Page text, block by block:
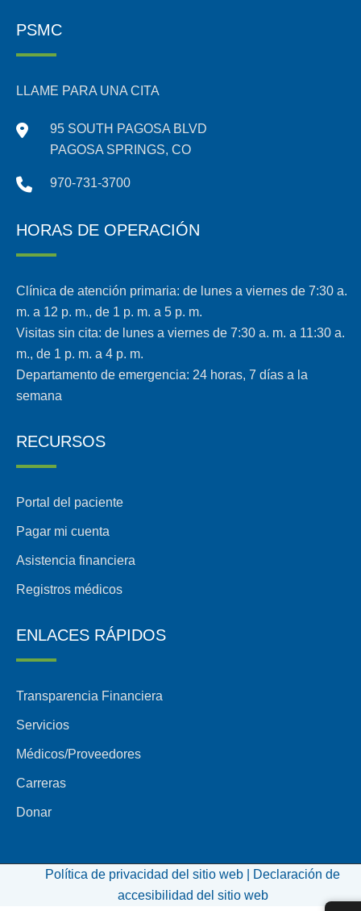
PSMC
LLAME PARA UNA CITA
95 SOUTH PAGOSA BLVD
PAGOSA SPRINGS, CO
970-731-3700
HORAS DE OPERACIÓN
Clínica de atención primaria: de lunes a viernes de 7:30 a.
m. a 12 p. m., de 1 p. m. a 5 p. m.
Visitas sin cita: de lunes a viernes de 7:30 a. m. a 11:30 a.
m., de 1 p. m. a 4 p. m.
Departamento de emergencia: 24 horas, 7 días a la
semana
RECURSOS
Portal del paciente
Pagar mi cuenta
Asistencia financiera
Registros médicos
ENLACES RÁPIDOS
Transparencia Financiera
Servicios
Médicos/Proveedores
Carreras
Donar
Política de privacidad del sitio web |
Declaración de
accesibilidad del sitio web